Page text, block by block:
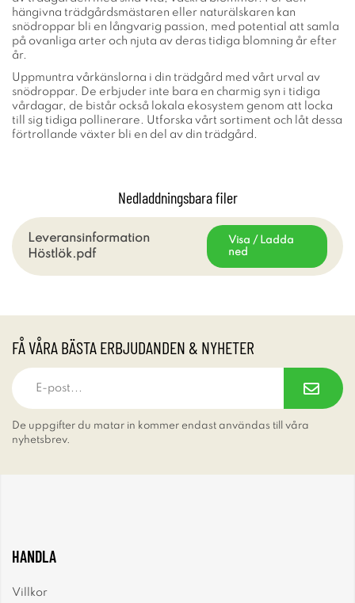
hängivna trädgårdsmästaren eller naturälskaren kan
snödroppar bli en långvarig passion, med potential att samla
på ovanliga arter och njuta av deras tidiga blomning år efter
år.
Uppmuntra vårkänslorna i din trädgård med vårt urval av
snödroppar. De erbjuder inte bara en charmig syn i tidiga
vårdagar, de bistår också lokala ekosystem genom att locka
till sig tidiga pollinerare. Utforska vårt sortiment och låt dessa
förtrollande växter bli en del av din trädgård.
Nedladdningsbara filer
Leveransinformation
Höstlök.pdf
Visa / Ladda
ned
FÅ VÅRA BÄSTA ERBJUDANDEN & NYHETER
De uppgifter du matar in kommer endast användas till våra
nyhetsbrev.
HANDLA
Villkor